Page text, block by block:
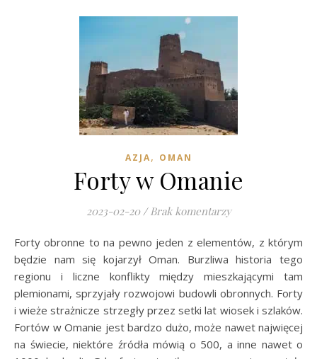
AZJA, OMAN
Forty w Omanie
2023-02-20 / Brak komentarzy
Forty obronne to na pewno jeden z elementów, z którym
będzie nam się kojarzył Oman. Burzliwa historia tego
regionu i liczne konflikty między mieszkającymi tam
plemionami, sprzyjały rozwojowi budowli obronnych. Forty
i wieże strażnicze strzegły przez setki lat wiosek i szlaków.
Fortów w Omanie jest bardzo dużo, może nawet najwięcej
na świecie, niektóre źródła mówią o 500, a inne nawet o